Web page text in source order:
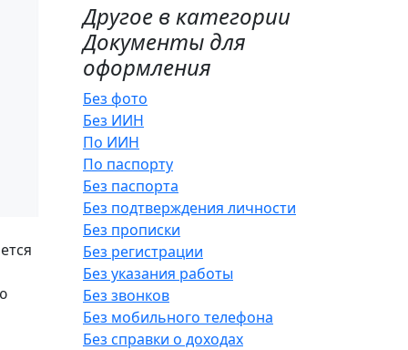
Другое в категории
Документы для
оформления
Без фото
Без ИИН
По ИИН
По паспорту
Без паспорта
Без подтверждения личности
Без прописки
Без регистрации
Без указания работы
Без звонков
Без мобильного телефона
Без справки о доходах